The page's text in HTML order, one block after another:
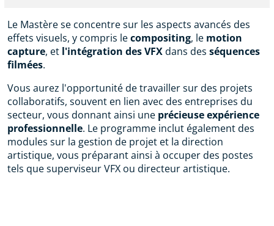
Le Mastère se concentre sur les aspects avancés des
effets visuels, y compris lecompositing, le motion
capture, et l'intégration des VFXdans des séquences
filmées.
Vous aurez l'opportunité de travailler sur des projets
collaboratifs, souvent en lien avec des entreprises du
secteur, vous donnant ainsi une précieuse expérience
professionnelle. Le programme inclut également des
modules sur la gestion de projet et la direction
artistique, vous préparant ainsi à occuper des postes
tels que superviseur VFX ou directeur artistique.